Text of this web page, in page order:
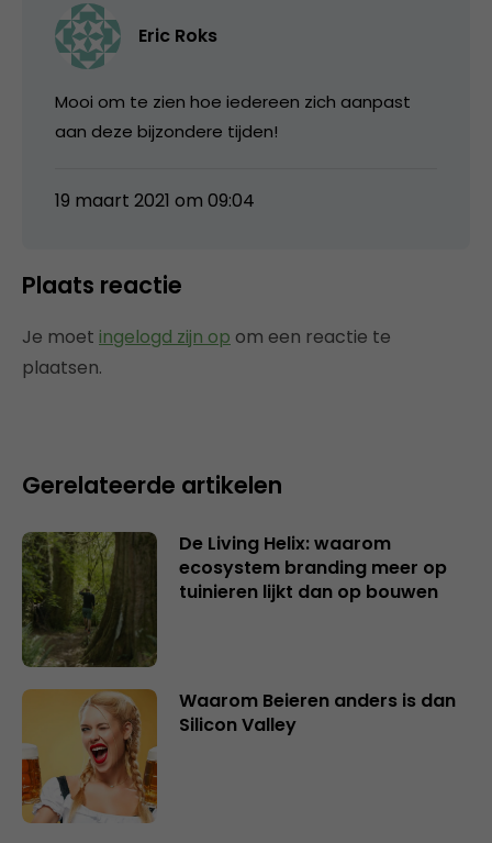
Eric Roks
Mooi om te zien hoe iedereen zich aanpast
aan deze bijzondere tijden!
19 maart 2021 om 09:04
Plaats reactie
Je moet ingelogd zijn op om een reactie te
plaatsen.
Gerelateerde artikelen
De Living Helix: waarom
ecosystem branding meer op
tuinieren lijkt dan op bouwen
Waarom Beieren anders is dan
Silicon Valley